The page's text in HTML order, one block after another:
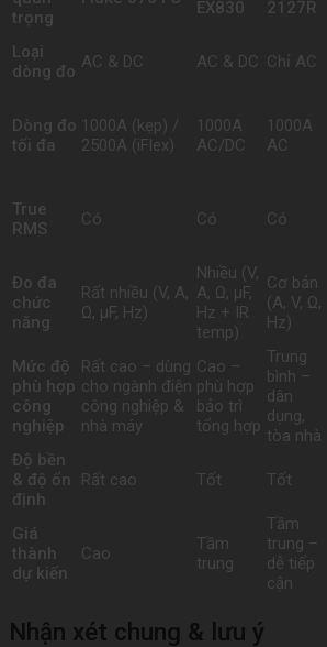
trọng
EX830
2127R
Loại
dòng đo AC & DC AC & DC Chỉ AC
Dòng đo
tối đa
1000A (kẹp) /
2500A (iFlex)
1000A
AC/DC
1000A
AC
True
RMS
Có Có Có
Đo đa
chức
năng
Rất nhiều (V, A,
Ω, µF, Hz)
Nhiều (V,
A, Ω, µF,
Hz + IR
temp)
Cơ bản
(A, V, Ω,
Hz)
Mức độ
phù hợp
công
nghiệp
Rất cao – dùng
cho ngành điện
công nghiệp &
nhà máy
Cao –
phù hợp
bảo trì
tổng hợp
Trung
bình –
dân
dụng,
tòa nhà
Độ bền
& độ ổn
định
Rất cao Tốt Tốt
Giá
thành
dự kiến
Cao
Tầm
trung
Tầm
trung –
dễ tiếp
cận
Nhận xét chung & lưu ý